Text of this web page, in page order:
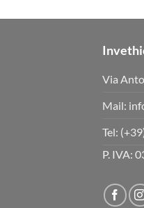
Via
Mail:
Tel:
P. IVA: